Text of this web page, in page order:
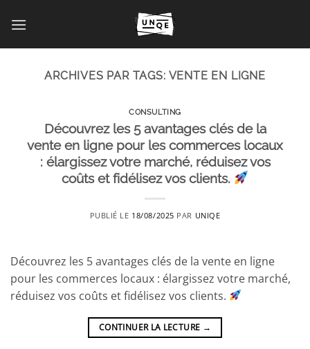
au
ARCHIVES PAR TAGS: VENTE EN LIGNE
CONSULTING
Découvrez les 5 avantages clés de la
vente en ligne pour les commerces locaux
: élargissez votre marché, réduisez vos
coûts et fidélisez vos clients.
PUBLIÉ LE 18/08/2025 PAR UNIQE
Découvrez les 5 avantages clés de la vente en ligne
pour les commerces locaux : élargissez votre marché,
réduisez vos coûts et fidélisez vos clients.
CONTINUER LA LECTURE →